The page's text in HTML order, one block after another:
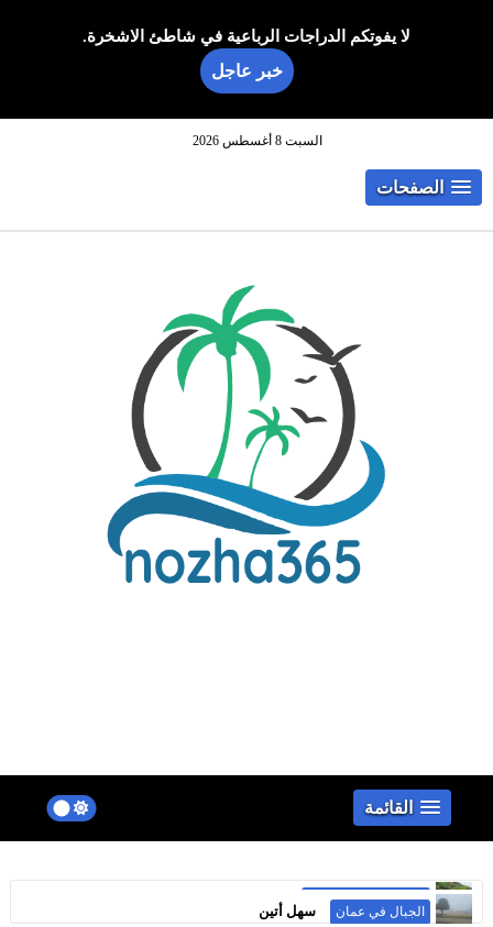
لا يفوتكم الدراجات الرباعية في شاطئ الاشخرة.
خبر عاجل
السبت 8 أغسطس 2026
الصفحات
القائمة
الجبال في عمان سهل أتين